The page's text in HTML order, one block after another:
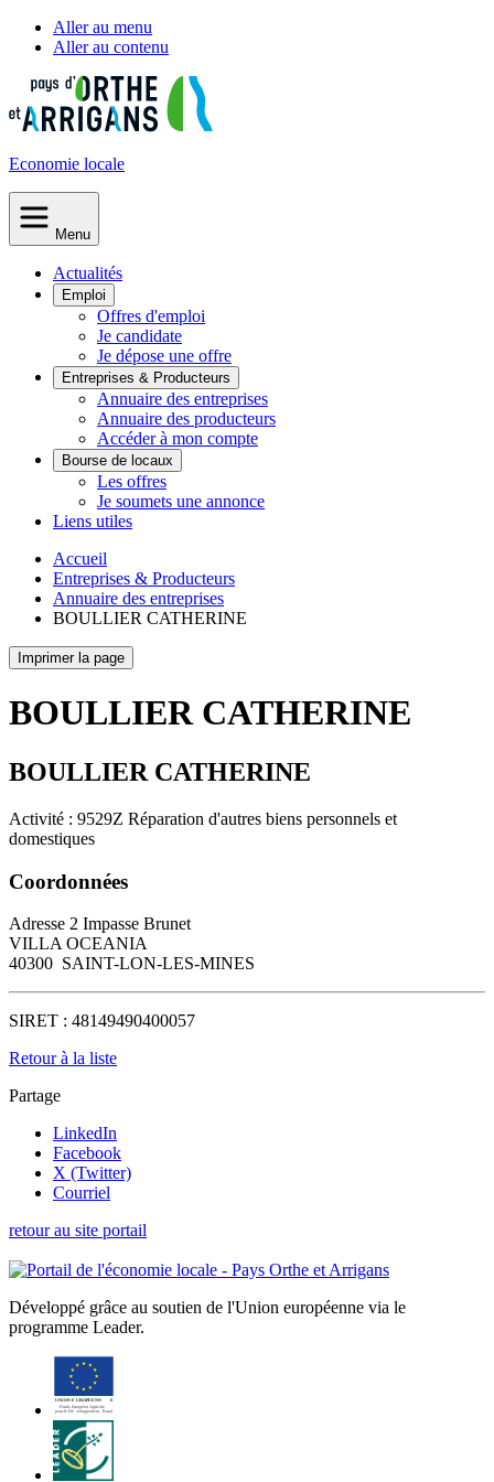
Aller au menu
Aller au contenu
Economie locale
Menu
Actualités
Emploi
Offres d'emploi
Je candidate
Je dépose une offre
Entreprises & Producteurs
Annuaire des entreprises
Annuaire des producteurs
Accéder à mon compte
Bourse de locaux
Les offres
Je soumets une annonce
Liens utiles
Accueil
Entreprises & Producteurs
Annuaire des entreprises
BOULLIER CATHERINE
Imprimer la page
BOULLIER CATHERINE
BOULLIER CATHERINE
Activité : 9529Z Réparation d'autres biens personnels et
domestiques
Coordonnées
Adresse 2 Impasse Brunet
VILLA OCEANIA
40300 SAINT-LON-LES-MINES
SIRET : 48149490400057
Retour à la liste
Partage
LinkedIn
Facebook
X (Twitter)
Courriel
retour au site portail
Développé grâce au soutien de l'Union européenne via le
programme Leader.